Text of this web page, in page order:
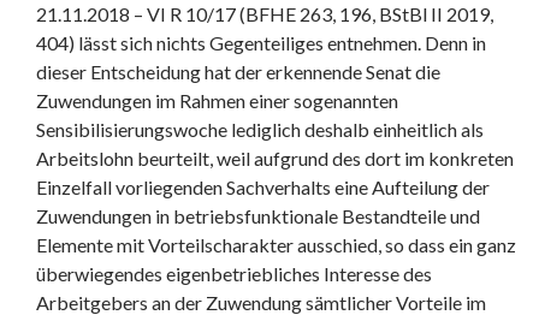
21.11.2018 – VI R 10/17 (BFHE 263, 196, BStBl II 2019,
404) lässt sich nichts Gegenteiliges entnehmen. Denn in
dieser Entscheidung hat der erkennende Senat die
Zuwendungen im Rahmen einer sogenannten
Sensibilisierungswoche lediglich deshalb einheitlich als
Arbeitslohn beurteilt, weil aufgrund des dort im konkreten
Einzelfall vorliegenden Sachverhalts eine Aufteilung der
Zuwendungen in betriebsfunktionale Bestandteile und
Elemente mit Vorteilscharakter ausschied, so dass ein ganz
überwiegendes eigenbetriebliches Interesse des
Arbeitgebers an der Zuwendung sämtlicher Vorteile im